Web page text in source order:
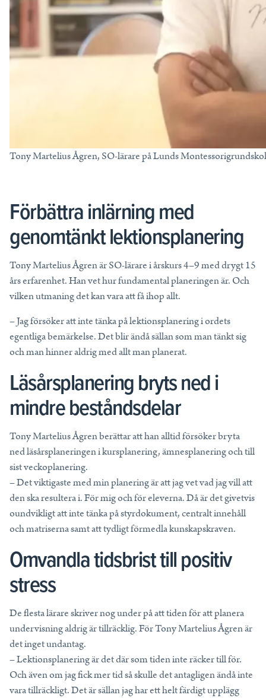
Läs mer
Lektionstips
Frågor och svar
Tony Martelius Ågren, SO-lärare på Lunds
Förbättra inlärning med
genomtänkt lektionsplanering
Tony Martelius Ågren är SO-lärare i årskurs 4–9 med drygt 15
års erfarenhet. Han vet hur fundamental planeringen är. Och
vilken utmaning det kan vara att få ihop allt.
– Jag försöker att inte tänka på lektionsplanering i ordets
egentliga bemärkelse. Det blir ändå sällan som man tänkt sig
och man hinner aldrig med allt man planerat.
Läsårsplanering bryts ned i
mindre beståndsdelar
Tony Martelius Ågren berättar att han alltid försöker bryta
ned läsårsplaneringen i kursplanering, ämnesplanering och till
sist veckoplanering.
– Det viktigaste med min planering är att jag vet vad jag vill att
den ska resultera i. För mig och för eleverna. Då är det givetvis
oundvikligt att inte tänka på styrdokument, centralt innehåll
och matriserna samt att tydligt förmedla kunskapskraven.
Omvandla tidsbrist till positiv
stress
De flesta lärare skriver nog under på att tiden för att planera
undervisning aldrig är tillräcklig. För Tony Martelius Ågren är
det inget undantag.
– Lektionsplanering är det där som tiden inte räcker till för.
Och även om jag fick mer tid så skulle det antagligen ändå inte
vara tillräckligt. Det är sällan jag har ett helt färdigt upplägg